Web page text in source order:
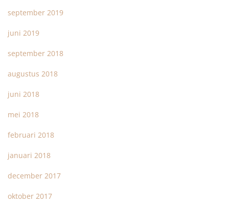
september 2019
juni 2019
september 2018
augustus 2018
juni 2018
mei 2018
februari 2018
januari 2018
december 2017
oktober 2017